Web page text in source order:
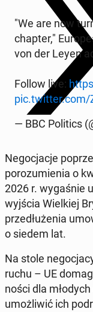
"We are now
chapter,"
von der Leyen
Follow live:
pic.twitter.com/
— BBC Pol­i­tics
Ne­goc­jac­je
porozu­mienia o
2026 r. wygaśnie
wyjścia Wielkiej
przedłuże­nia
o siedem lat.
Na stole
ruchu – UE
noś­ci dla
umożli­wić ich